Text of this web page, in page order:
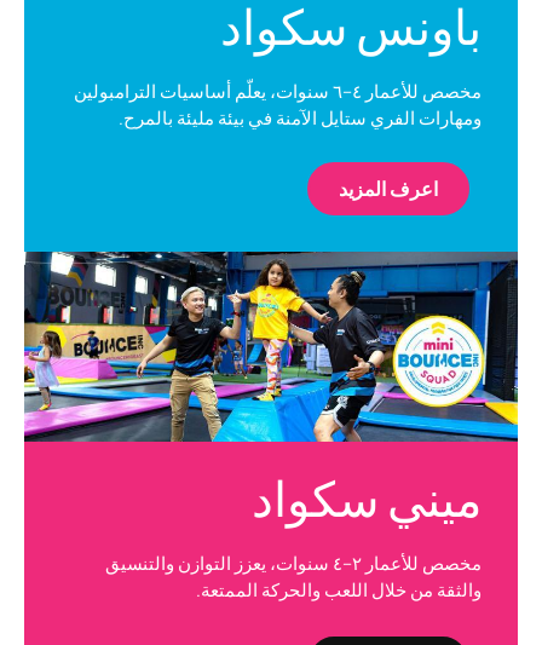
باونس سكواد
مخصص للأعمار ٤–٦ سنوات، يعلّم أساسيات الترامبولين
ومهارات الفري ستايل الآمنة في بيئة مليئة بالمرح.
اعرف المزيد
ميني سكواد
مخصص للأعمار ٢–٤ سنوات، يعزز التوازن والتنسيق
والثقة من خلال اللعب والحركة الممتعة.